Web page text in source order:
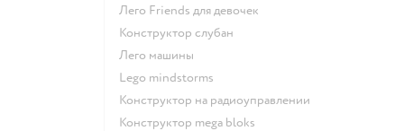
Лего Friends для девочек
Конструктор слубан
Лего машины
Lego mindstorms
Конструктор на радиоуправлении
Конструктор mega bloks